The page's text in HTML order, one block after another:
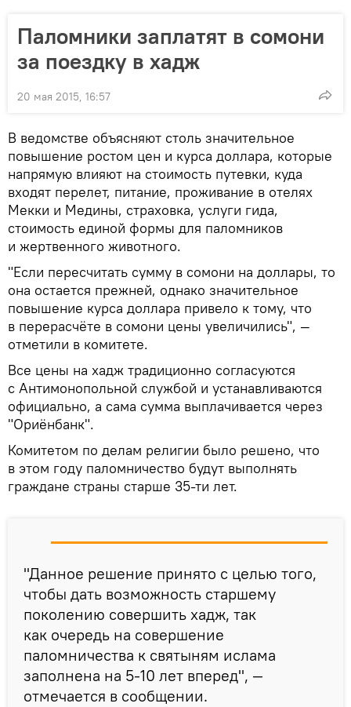
Паломники заплатят в сомони
за поездку в хадж
20 мая 2015, 16:57
В ведомстве объясняют столь значительное
повышение ростом цен и курса доллара, которые
напрямую влияют на стоимость путевки, куда
входят перелет, питание, проживание в отелях
Мекки и Медины, страховка, услуги гида,
стоимость единой формы для паломников
и жертвенного животного.
"Если пересчитать сумму в сомони на доллары, то
она остается прежней, однако значительное
повышение курса доллара привело к тому, что
в перерасчёте в сомони цены увеличились", —
отметили в комитете.
Все цены на хадж традиционно согласуются
с Антимонопольной службой и устанавливаются
официально, а сама сумма выплачивается через
"Ориёнбанк".
Комитетом по делам религии было решено, что
в этом году паломничество будут выполнять
граждане страны старше 35-ти лет.
"Данное решение принято с целью того,
чтобы дать возможность старшему
поколению совершить хадж, так
как очередь на совершение
паломничества к святыням ислама
заполнена на 5-10 лет вперед", —
отмечается в сообщении.